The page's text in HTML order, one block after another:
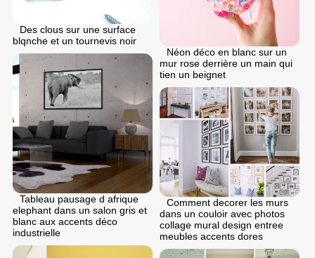
Néon déco en blanc sur un
mur rose derrière un main qui
tien un beignet
Des clous sur une surface
blqnche et un tournevis noir
Tableau pausage d afrique
elephant dans un salon gris et
blanc aux accents déco
industrielle
Comment decorer les murs
dans un couloir avec photos
collage mural design entree
meubles accents dores